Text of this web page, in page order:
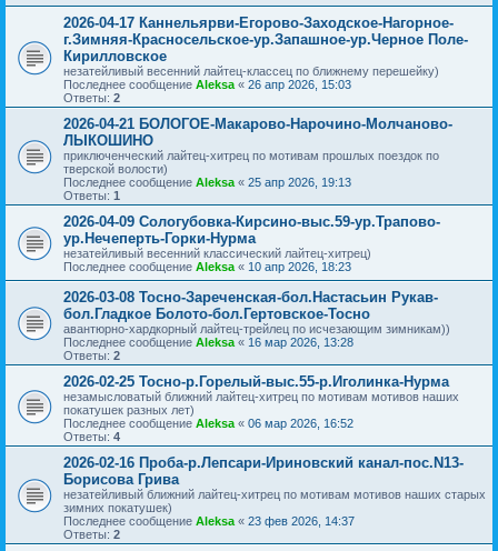
2026-04-17 Каннельярви-Егорово-Заходское-Нагорное-
г.Зимняя-Красносельское-ур.Запашное-ур.Черное Поле-
Кирилловское
незатейливый весенний лайтец-классец по ближнему перешейку)
Последнее сообщение Aleksa « 26 апр 2026, 15:03
Ответы: 2
2026-04-21 БОЛОГОЕ-Макарово-Нарочино-Молчаново-
ЛЫКОШИНО
приключенческий лайтец-хитрец по мотивам прошлых поездок по
тверской волости)
Последнее сообщение Aleksa « 25 апр 2026, 19:13
Ответы: 1
2026-04-09 Сологубовка-Кирсино-выс.59-ур.Трапово-
ур.Нечеперть-Горки-Нурма
незатейливый весенний классический лайтец-хитрец)
Последнее сообщение Aleksa « 10 апр 2026, 18:23
2026-03-08 Тосно-Зареченская-бол.Настасьин Рукав-
бол.Гладкое Болото-бол.Гертовское-Тосно
авантюрно-хардкорный лайтец-трейлец по исчезающим зимникам))
Последнее сообщение Aleksa « 16 мар 2026, 13:28
Ответы: 2
2026-02-25 Тосно-р.Горелый-выс.55-р.Иголинка-Нурма
незамысловатый ближний лайтец-хитрец по мотивам мотивов наших
покатушек разных лет)
Последнее сообщение Aleksa « 06 мар 2026, 16:52
Ответы: 4
2026-02-16 Проба-р.Лепсари-Ириновский канал-пос.N13-
Борисова Грива
незатейливый ближний лайтец-хитрец по мотивам мотивов наших старых
зимних покатушек)
Последнее сообщение Aleksa « 23 фев 2026, 14:37
Ответы: 2